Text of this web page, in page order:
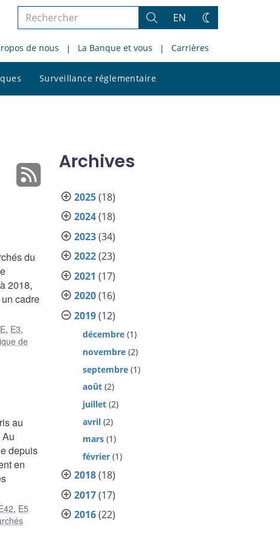
Rechercher
le
site
Rechercher
EN
Changez
thème
de nous La Banque et vous Carrières
Surveillance réglementaire
le
du
2018,
cadre
E, E3,
de
au
depuis
en
, E5
Archives
2025(18)
2024(18)
2023(34)
2022(23)
2021 (17)
2020(16)
2019(12)
décembre (1)
novembre (2)
septembre (1)
août (2)
juillet (2)
avril (2)
mars (1)
février (1)
2018(18)
2017(17)
2016(22)